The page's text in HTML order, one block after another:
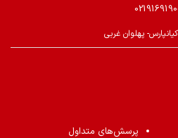
پهلوان غربی
پرسش‌های متداول